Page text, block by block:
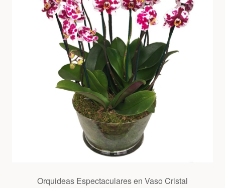
Orquideas Espectaculares en Vaso Cristal